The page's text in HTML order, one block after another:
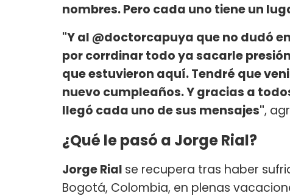
nombres. Pero cada uno tiene un
"Y al @doctorcapuya que no dudó
por corrdinar todo ya sacarle
que estuvieron aquí. Tendré que
nuevo cumpleaños. Y gracias a
llegó cada uno de sus mensajes",
¿Qué le pasó a Jorge Rial?
Jorge Rial se recupera tras haber
Bogotá, Colombia, en plenas